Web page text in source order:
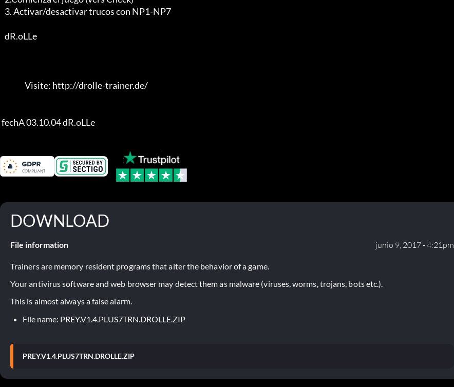
fechA 03.10.04 dR.oLLe
DOWNLOAD
File information junio 9, 2017 - 4:21pm
Trainers are memory resident programs that alter the behavior of a game.
Your antivirus software and web browser may detect them as malware (viruses, worms, trojans, bots etc.).
This is almost always a false alarm.
File name: PREY.V1.4.PLUS7TRN.DROLLE.ZIP
PREY.V1.4.PLUS7TRN.DROLLE.ZIP